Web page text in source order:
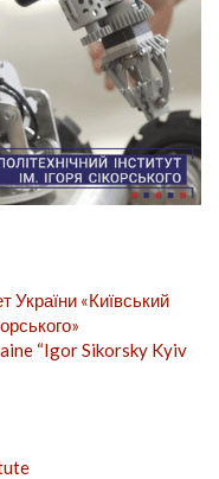
України «Київський
“Igor Sikorsky Kyiv